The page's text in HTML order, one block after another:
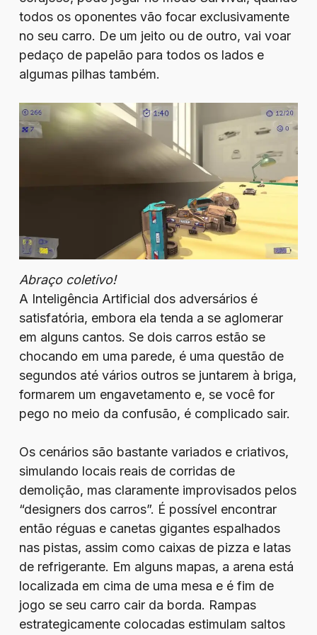
todos os oponentes vão focar exclusivamente
no seu carro. De um jeito ou de outro, vai voar
pedaço de papelão para todos os lados e
algumas pilhas também.
Abraço coletivo!
A Inteligência Artificial dos adversários é
satisfatória, embora ela tenda a se aglomerar
em alguns cantos. Se dois carros estão se
chocando em uma parede, é uma questão de
segundos até vários outros se juntarem à briga,
formarem um engavetamento e, se você for
pego no meio da confusão, é complicado sair.
Os cenários são bastante variados e criativos,
simulando locais reais de corridas de
demolição, mas claramente improvisados pelos
“designers dos carros”. É possível encontrar
então réguas e canetas gigantes espalhados
nas pistas, assim como caixas de pizza e latas
de refrigerante. Em alguns mapas, a arena está
localizada em cima de uma mesa e é fim de
jogo se seu carro cair da borda. Rampas
estrategicamente colocadas estimulam saltos